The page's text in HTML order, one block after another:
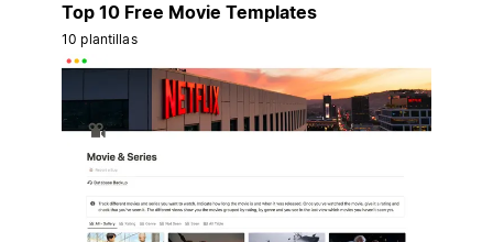
Top 10 Free Movie Templates
10 plantillas